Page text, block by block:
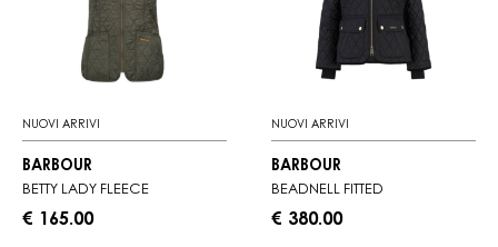
NUOVI ARRIVI
BARBOUR
BETTY LADY FLEECE
€ 165.00
NUOVI ARRIVI
BARBOUR
BEADNELL FITTED
€ 380.00